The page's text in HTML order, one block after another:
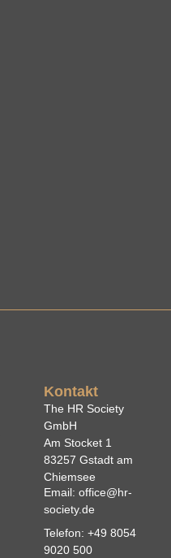
Kontakt
The HR Society
GmbH
Am Stocket 1
83257 Gstadt am
Chiemsee
Email: office@hr-
society.de
Telefon: +49 8054
9020 500